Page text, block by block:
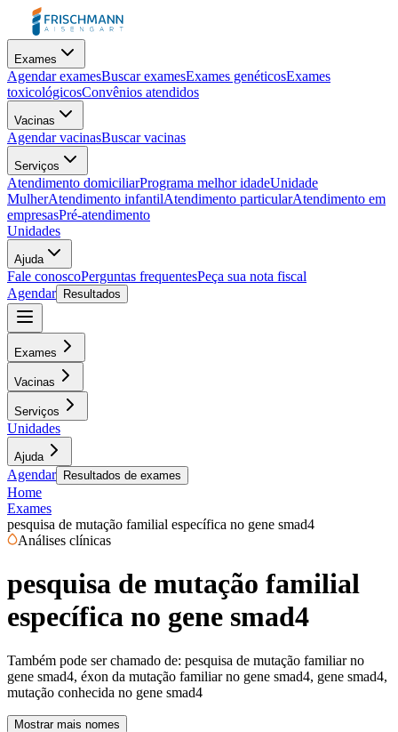
Exames
Agendar examesBuscar examesExames genéticosExames
toxicológicosConvênios atendidos
Vacinas
Agendar vacinasBuscar vacinas
Serviços
Atendimento domiciliarPrograma melhor idadeUnidade
MulherAtendimento infantilAtendimento particularAtendimento em
empresasPré-atendimento
Unidades
Ajuda
Fale conoscoPerguntas frequentesPeça sua nota fiscal
Agendar
Resultados
Exames
Vacinas
Serviços
Unidades
Ajuda
Agendar Resultados de exames
Home
Exames
pesquisa de mutação familial específica no gene smad4
Análises clínicas
pesquisa de mutação familial
específica no gene smad4
Também pode ser chamado de: pesquisa de mutação familiar no
gene smad4, éxon da mutação familiar no gene smad4, gene smad4,
mutação conhecida no gene smad4
Mostrar mais nomes